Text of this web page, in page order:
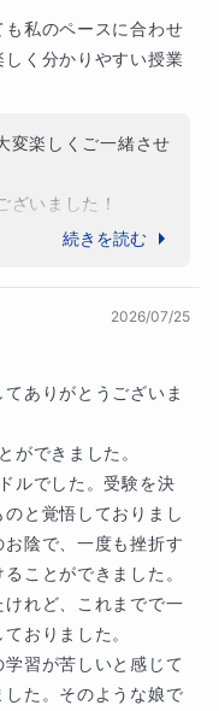
お渡ししま
も私のペースに合わせ
く分かりやすい授業
変楽しくご一緒させ
ざいました！
に取り組まれ、すぐ
す
続きを読む
2026/07/25
ありがとうございま
ができました。
ルでした。受験を決
と覚悟しておりまし
陰で、一度も挫折す
ことができました。
れど、これまでで一
おりました。
習が苦しいと感じて
した。そのような娘で